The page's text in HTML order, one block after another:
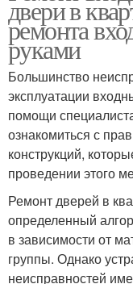
двери в
ремонта
руками
Большинство
эксплуатации
помощи
ознакомиться с
конструкций,
проведении этого
Ремонт дверей в
определенный
в зависимости от
группы. Однако
неисправностей